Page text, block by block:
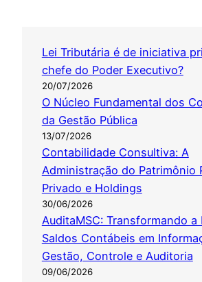
Lei Tributária é de iniciativa
chefe do Poder Executivo?
20/07/2026
O Núcleo Fundamental dos
da Gestão Pública
13/07/2026
Contabilidade Consultiva: A
Administração do Patrimônio
Privado e Holdings
30/06/2026
AuditaMSC: Transformando a
Saldos Contábeis em
Gestão, Controle e Auditoria
09/06/2026